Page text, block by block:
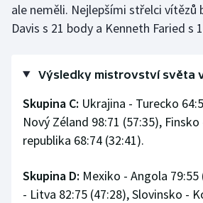
Plážový volejbal
Rychlobruslení
Rychlostní kanoistika
Short track
Sportovní střelba
ale neměli. Nejlepšími střelci vítězů
Davis s 21 body a Kenneth Faried s
Výsledky mistrovství světa
Skupina C: Ukrajina - Turecko
Nový Zéland 98:71 (57:35),
republika 68:74 (32:41).
Skupina D: Mexiko - Angola
- Litva 82:75 (47:28), Slovinsko -